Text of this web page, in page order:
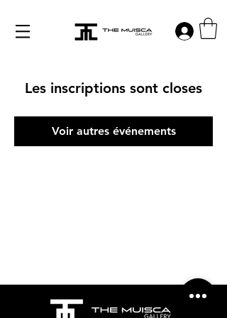
Log in
Les inscriptions sont closes
Voir autres événements